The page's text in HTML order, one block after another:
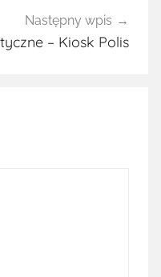
Następny wpis
– Kiosk Polis